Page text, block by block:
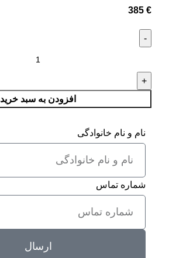
385 €
افزودن به سبد خرید
نام و نام خانوادگی
شماره تماس
ارسال